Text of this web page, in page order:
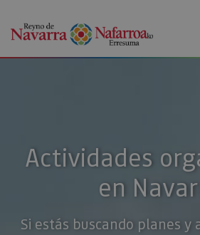
Actividades
en
Si estás buscando planes y